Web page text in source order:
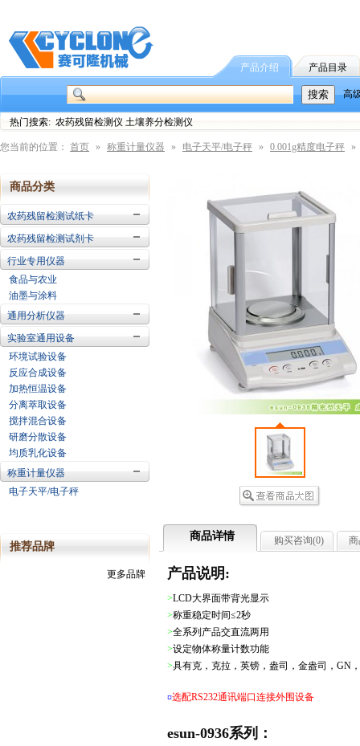
产品介绍 产品目录
高
热门搜索: 农药残留检测仪 土壤养分检测仪
您当前的位置： 首页 » 称重计量仪器 » 电子天平/电子秤 » 0.001g精度电子秤 »
商品分类
农药残留检测试纸卡
农药残留检测试剂卡
行业专用仪器
食品与农业
油墨与涂料
通用分析仪器
实验室通用设备
环境试验设备
反应合成设备
加热恒温设备
分离萃取设备
搅拌混合设备
研磨分散设备
均质乳化设备
称重计量仪器
电子天平/电子秤
推荐品牌
更多品牌
商品详情 购买咨询(0)
产品说明:
>LCD大界面带背光显示
>称重稳定时间≤2秒
>全系列产品交直流两用
>设定物体称量计数功能
>具有克，克拉，英镑，盎司，金盎司，GN
¤选配RS232通讯端口连接外围设备
esun-0936系列：